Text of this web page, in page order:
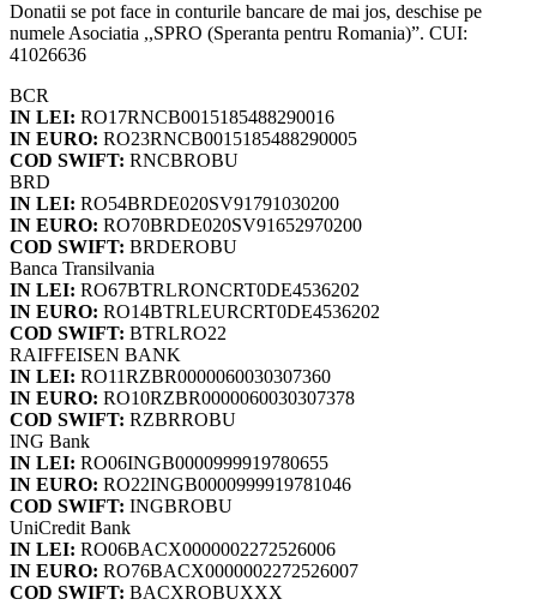
Donatii se pot face in conturile bancare de mai jos, deschise pe
numele Asociatia ,,SPRO (Speranta pentru Romania)”. CUI:
41026636
BCR
IN LEI: RO17RNCB0015185488290016
IN EURO: RO23RNCB0015185488290005
COD SWIFT: RNCBROBU
BRD
IN LEI: RO54BRDE020SV91791030200
IN EURO: RO70BRDE020SV91652970200
COD SWIFT: BRDEROBU
Banca Transilvania
IN LEI: RO67BTRLRONCRT0DE4536202
IN EURO: RO14BTRLEURCRT0DE4536202
COD SWIFT: BTRLRO22
RAIFFEISEN BANK
IN LEI: RO11RZBR0000060030307360
IN EURO: RO10RZBR0000060030307378
COD SWIFT: RZBRROBU
ING Bank
IN LEI: RO06INGB0000999919780655
IN EURO: RO22INGB0000999919781046
COD SWIFT: INGBROBU
UniCredit Bank
IN LEI: RO06BACX0000002272526006
IN EURO: RO76BACX0000002272526007
COD SWIFT: BACXROBUXXX